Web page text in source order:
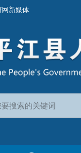
网新媒体